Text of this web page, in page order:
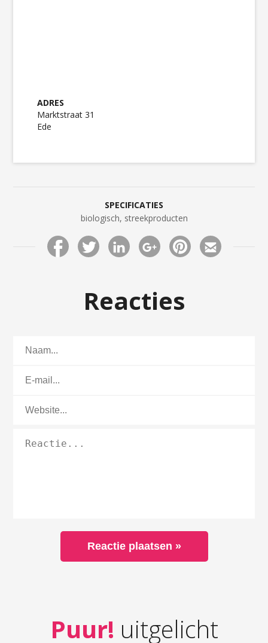
ADRES
Marktstraat 31
Ede
SPECIFICATIES
biologisch, streekproducten
Reacties
Puur! uitgelicht